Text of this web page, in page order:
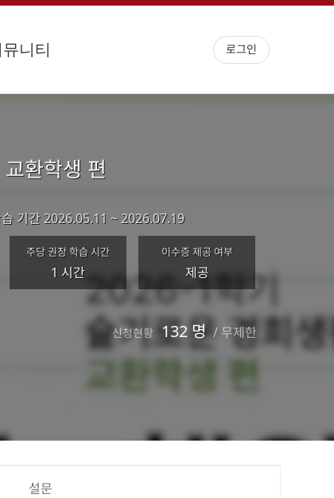
니티 로그인
환학생 편
기간2026.05.11 ~ 2026.07.19
주당 권장 학습 시간
1 시간
이수증 제공 여부
제공
신청현황 132 명 / 무제한
설문